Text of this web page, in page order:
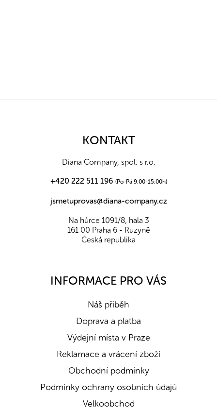
KONTAKT
Diana Company, spol. s r.o.
+420 222 511 196 (Po-Pá 9:00-15:00h)
jsmetuprovas@diana-company.cz
Na hůrce 1091/8, hala 3
161 00 Praha 6 - Ruzyně
Česká republika
INFORMACE PRO VÁS
Náš příběh
Doprava a platba
Výdejní místa v Praze
Reklamace a vrácení zboží
Obchodní podmínky
Podmínky ochrany osobních údajů
Velkoobchod